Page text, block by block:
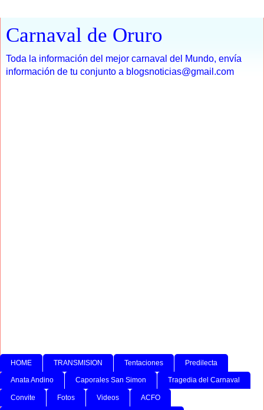
Carnaval de Oruro
Toda la información del mejor carnaval del Mundo, envía
información de tu conjunto a blogsnoticias@gmail.com
HOME TRANSMISION Tentaciones Predilecta
Anata Andino Caporales San Simon Tragedia del Carnaval
Convite Fotos Videos ACFO